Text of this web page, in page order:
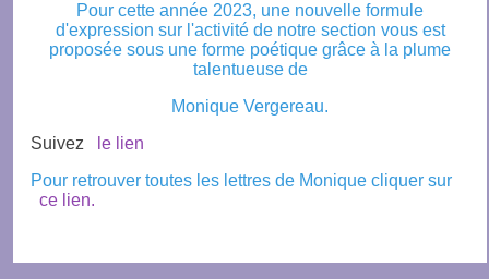
Pour cette année 2023, une nouvelle formule
d'expression sur l'activité de notre section vous est
proposée sous une forme poétique grâce à la plume
talentueuse de
Monique Vergereau.
Suivez
le lien
Pour retrouver toutes les lettres de Monique cliquer sur
ce lien.